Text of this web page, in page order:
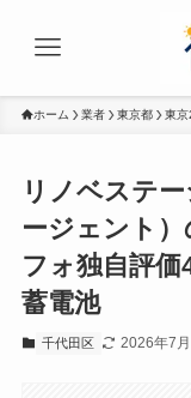
ホーム 業者 東京都 東
リノベステ
ージェント
フォ独自評価
蓄電池
千代田区 2026年7